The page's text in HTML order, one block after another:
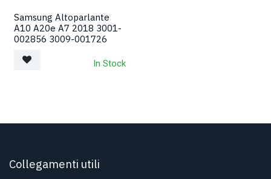
Samsung Altoparlante
A10 A20e A7 2018 3001-
002856 3009-001726
In Stock
Collegamenti utili